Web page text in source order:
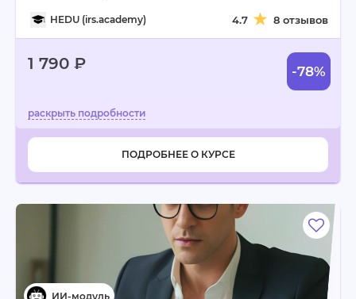
HEDU (irs.academy) 4.7 8 отзывов
1 790 ₽ -78%
ПОДРОБНЕЕ О КУРСЕ